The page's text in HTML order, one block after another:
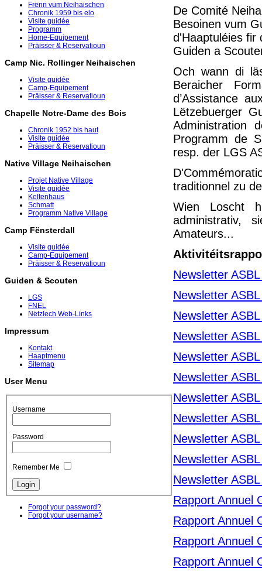
Frënn vum Neihaischen
Chronik 1959 bis elo
Visite guidée
Programm
Home-Equipement
Präisser & Reservatioun
Camp Nic. Rollinger Neihaischen
Visite guidée
Camp-Equipement
Präisser & Reservatioun
Chapelle Notre-Dame des Bois
Chronik 1952 bis haut
Visite guidée
Präisser & Reservatioun
Native Village Neihaischen
Projet Native Village
Visite guidée
Keltenhaus
Schmatt
Programm Native Village
Camp Fënsterdall
Visite guidée
Camp-Equipement
Präisser & Reservatioun
Guiden & Scouten
LGS
FNEL
Nëtzlech Web-Links
Impressum
Kontakt
Haaptmenu
Sitemap
User Menu
Username
Password
Remember Me
Forgot your password?
Forgot your username?
De Comité
Besoinen vum
d'Haaptuléies fir
Guiden a
Och wann di
Beraicher
d’Assistance
Lëtzebuerger
Administration
Programm de
resp. der LGS
traditionnel zu
Wien Loscht
administrativ,
Amateurs...
Newsletter
Newsletter
Newsletter
Newsletter
Newsletter
Newsletter
Newsletter
Newsletter
Newsletter
Newsletter
Newsletter
Rapport Annuel
Rapport Annuel
Rapport Annuel
Rapport Annuel